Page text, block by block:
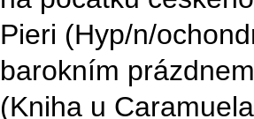
Pieri (Hyp/n/
barokním
(Kniha u